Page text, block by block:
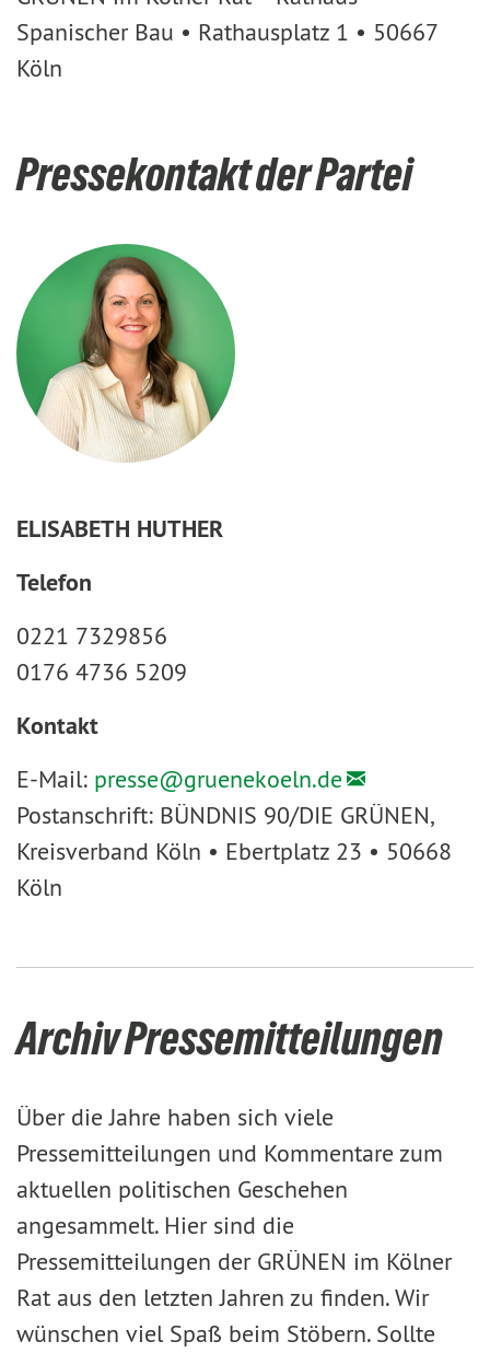
Spanischer Bau • Rathausplatz 1 • 50667
Köln
Pressekontakt der Partei
ELISABETH HUTHER
Telefon
0221 7329856
0176 4736 5209
Kontakt
E-Mail: presse@gruenekoeln.de
Postanschrift: BÜNDNIS 90/DIE GRÜNEN,
Kreisverband Köln • Ebertplatz 23 • 50668
Köln
Archiv Pressemitteilungen
Über die Jahre haben sich viele
Pressemitteilungen und Kommentare zum
aktuellen politischen Geschehen
angesammelt. Hier sind die
Pressemitteilungen der GRÜNEN im Kölner
Rat aus den letzten Jahren zu finden. Wir
wünschen viel Spaß beim Stöbern. Sollte